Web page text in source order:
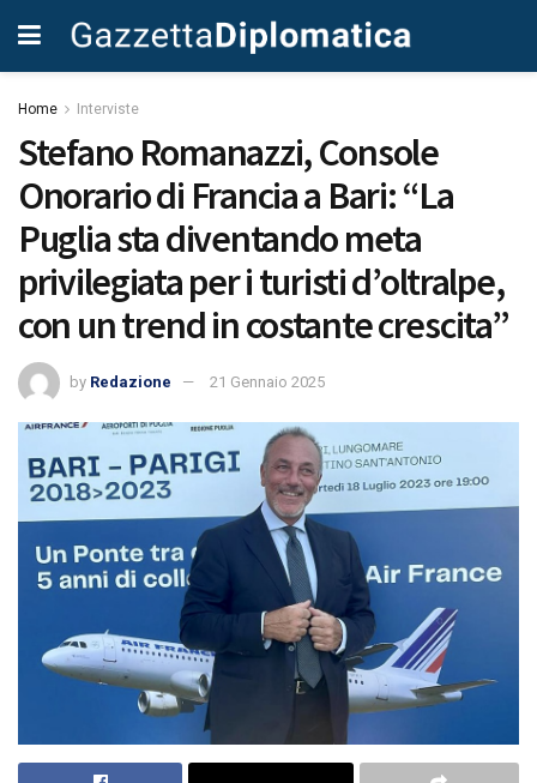
Home Interviste
Stefano Romanazzi, Console
Onorario di Francia a Bari: “La
Puglia sta diventando meta
privilegiata per i turisti d’oltralpe,
con un trend in costante crescita”
by Redazione 21 Gennaio 2025